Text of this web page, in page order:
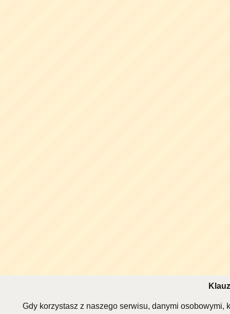
Gdy korzystasz z naszego serwisu, danymi osobowymi,